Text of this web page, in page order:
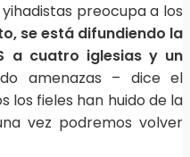
preocupa a los
se está difundiendo la
a cuatro iglesias y un
amenazas – dice el
los fieles han huido de la
vez podremos volver